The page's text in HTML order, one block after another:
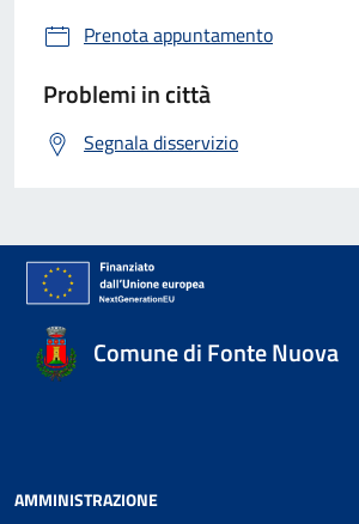
Prenota appuntamento
Problemi in città
Segnala disservizio
Comune di Fonte Nuova
AMMINISTRAZIONE